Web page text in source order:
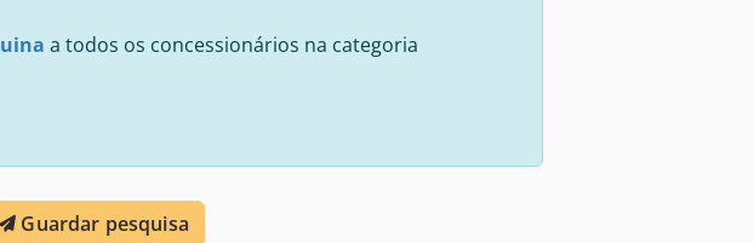
a todos os concessionários na categoria
Guardar pesquisa